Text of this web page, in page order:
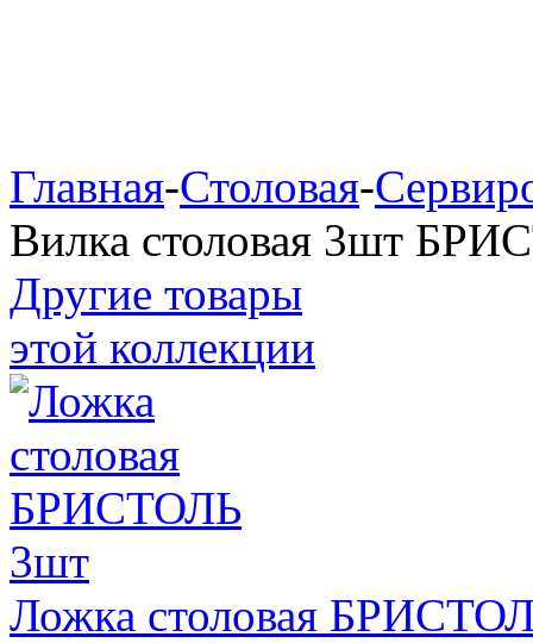
Главная-Столовая-
Вилка столовая 3шт
Другие товары
этой коллекции
Ложка столовая